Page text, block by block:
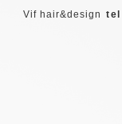
Vif hair&design tel